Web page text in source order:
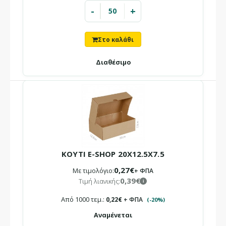
×
ΕΝΗΜΈΡΩΣΗ
Το κατάστημά μας θα παραμείνει
κλειστό
10/08 – 23/08
Οι παραγγελίες που θα καταχωρηθούν στο διάστημα αυτό θα
εξυπηρετηθούν με σειρά προτεραιότητας από 24/08.
Επαγγελματική Συσκευασία eShop: Κουτί σχεδιασμένο για
ΚΟΥΤΙ E-SHOP 17.5X12.5X5.5
Τιμή λιανικής: 0,31€
- +
Διαθέσιμο
ΚΟΥΤΙ E-SHOP 20X12.5X7.5
Με τιμολόγιο:0,27€+ ΦΠΑ
Τιμή λιανικής:0,39€ i
Από 1000 τεμ.: 0,22€ + ΦΠΑ (-20%)
Αναμένεται